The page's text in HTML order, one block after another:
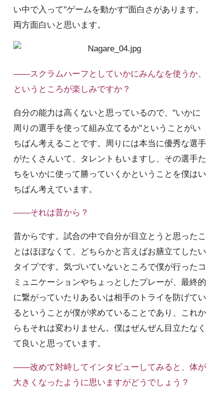
い中で入って"ゲームを動かす"面白さがあります。
両方面白いと思います。
――スクラムハーフとしていかにみんなを使うか、
というところが楽しみですか？
自分の能力は高くないと思っているので、"いかに
周りの選手を使って組み立てるか"ということがい
ちばん考えることです。周りには本当に優秀な選手
がたくさんいて、タレントもいますし、その選手た
ちをいかに使って勝っていくかということを僕はい
ちばん考えています。
――それは昔から？
昔からです。試合の中で自分が目立とうと思ったこ
とはほぼなくて、どちらかと言えばお膳立てしたい
タイプです。気づいていないところで僕が行ったコ
ミュニケーションやちょっとしたプレーが、最終的
に繋がっていたりあるいは相手のトライを防げてい
るということが僕が求めていることであり、これか
らもそれは変わりません。僕はぜんぜん目立たなく
て良いと思っています。
――改めて対峙してインタビューしてみると、体が
大きくなったように思いますがどうでしょう？